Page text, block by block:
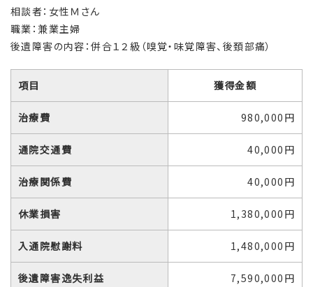
相談者：女性Ｍさん
職業：兼業主婦
後遺障害の内容：併合１２級（嗅覚・味覚障害、後頚部痛）
項目 獲得金額
治療費 980,000円
通院交通費 40,000円
治療関係費 40,000円
休業損害 1,380,000円
入通院慰謝料 1,480,000円
後遺障害逸失利益 7,590,000円